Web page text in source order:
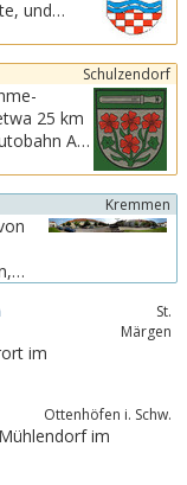
Schulzendorf
A
Kremmen
St.
Märgen
im
Ottenhöfen i. Schw.
im